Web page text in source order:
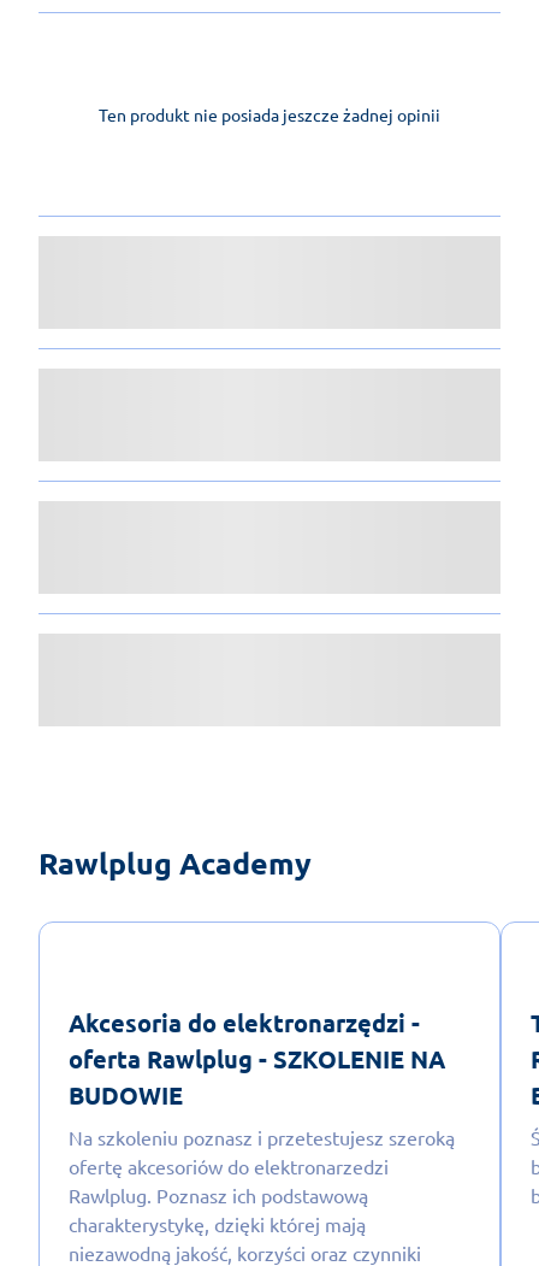
Ten produkt nie posiada jeszcze żadnej opinii
Rawlplug Academy
Akcesoria do elektronarzędzi -
oferta Rawlplug - SZKOLENIE NA
BUDOWIE
Na szkoleniu poznasz i przetestujesz szeroką
ofertę akcesoriów do elektronarzedzi
Rawlplug. Poznasz ich podstawową
charakterystykę, dzięki której mają
niezawodną jakość, korzyści oraz czynniki